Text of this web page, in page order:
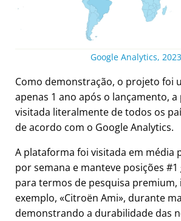
Google Analytics, 2023
Como demonstração, o projeto foi
apenas 1 ano após o lançamento,
visitada literalmente de todos os
de acordo com o Google Analytics.
A plataforma foi visitada em média
por semana e manteve posições
para termos de pesquisa
exemplo,
Citroën Ami , durante
demonstrando a durabilidade das